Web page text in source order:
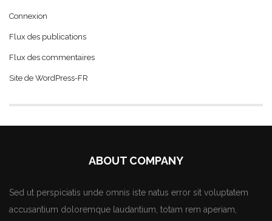
Connexion
Flux des publications
Flux des commentaires
Site de WordPress-FR
ABOUT COMPANY
Sed ut perspiciatis unde omnis iste natus error sit voluptatem
accusantium doloremque laudantium, totam rem aperiam,